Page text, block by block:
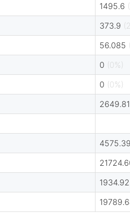
1495.6
373.9
56.085
0 (0%)
0 (0%)
2649.81
1934.92